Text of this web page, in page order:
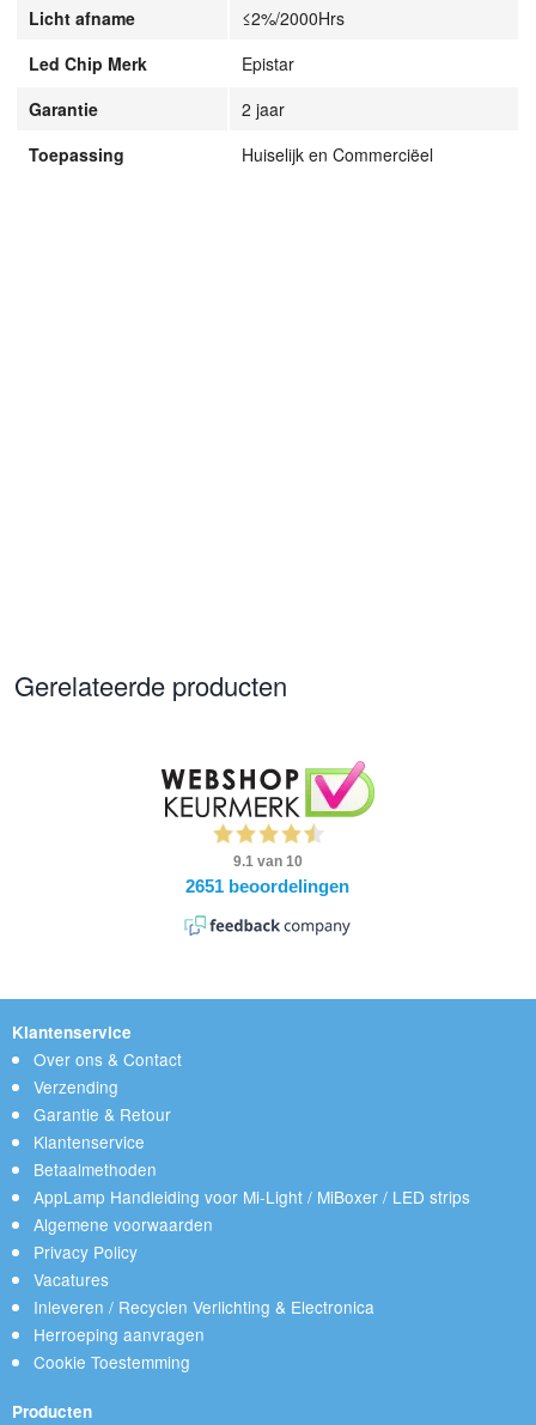
Licht afname
≤2%/2000Hrs
Led Chip Merk
Epistar
Garantie
2 jaar
Toepassing
Huiselijk en Commerciëel
Gerelateerde producten
Klantenservice
Over ons & Contact
Verzending
Garantie & Retour
Klantenservice
Betaalmethoden
AppLamp Handleiding voor Mi-Light / MiBoxer / LED strips
Algemene voorwaarden
Privacy Policy
Vacatures
Inleveren / Recyclen Verlichting & Electronica
Herroeping aanvragen
Cookie Toestemming
Producten